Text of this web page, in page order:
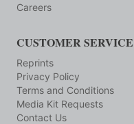
Careers
CUSTOMER SERVICE
Reprints
Privacy Policy
Terms and Conditions
Media Kit Requests
Contact Us